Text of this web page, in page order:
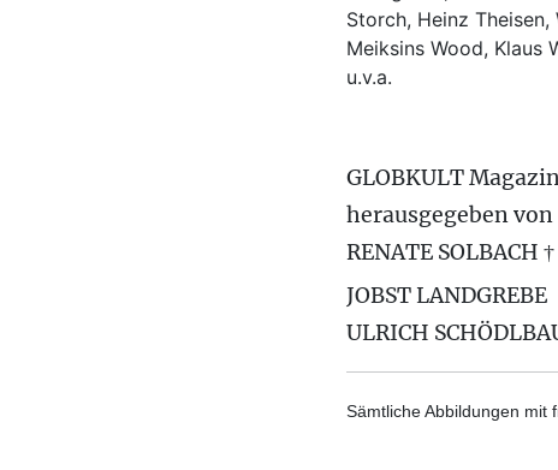
Storch, Heinz
Meiksins Wood, Klaus
u.v.a.
GLOBKULT
herausgegeben von
RENATE SOLBACH †
JOBST LANDGREBE
ULRICH
Sämtliche Abbildungen mit